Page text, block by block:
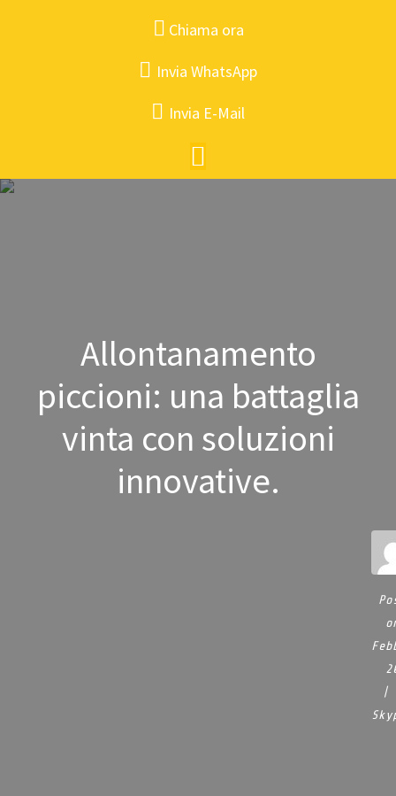
Chiama ora
Invia WhatsApp
Invia E-Mail
Allontanamento
piccioni: una battaglia
vinta con soluzioni
innovative.